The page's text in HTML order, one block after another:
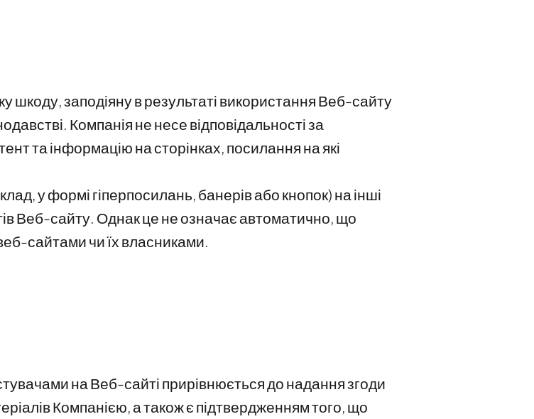
шкоду, заподіяну в результаті використання Веб-сайту
Компанія не несе відповідальності за
та інформацію на сторінках, посилання на які
у формі гіперпосилань, банерів або кнопок) на інші
Веб-сайту. Однак це не означає автоматично, що
сайтами чи їх власниками.
на Веб-сайті прирівнюється до надання згоди
Компанією, а також є підтвердженням того, що